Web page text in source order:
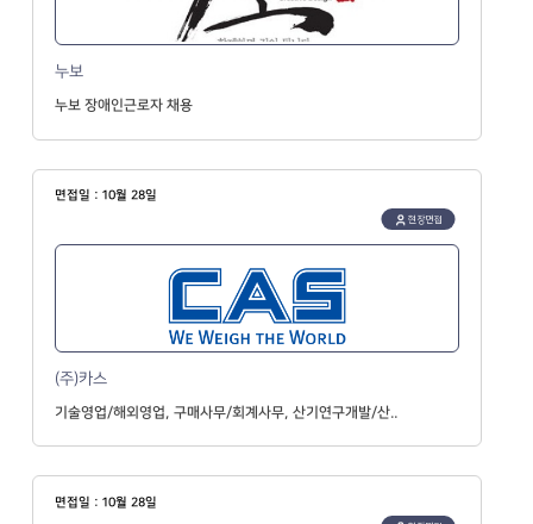
누보
누보 장애인근로자 채용
면접일 : 10월 28일
현장면접
(주)카스
기술영업/해외영업, 구매사무/회계사무, 산기연구개발/산..
면접일 : 10월 28일